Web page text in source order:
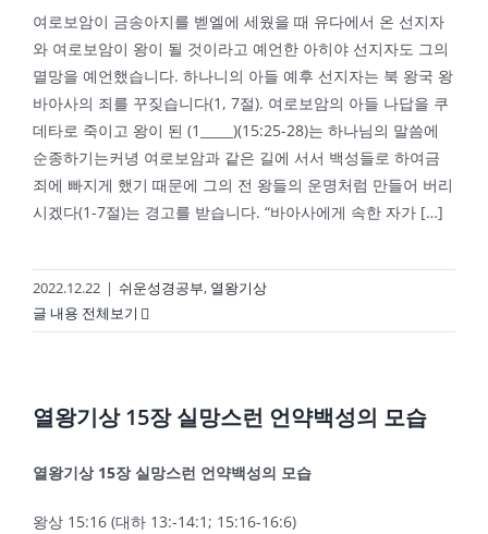
여로보암이 금송아지를 벧엘에 세웠을 때 유다에서 온 선지자
와 여로보암이 왕이 될 것이라고 예언한 아히야 선지자도 그의
멸망을 예언했습니다. 하나니의 아들 예후 선지자는 북 왕국 왕
바아사의 죄를 꾸짖습니다(1, 7절). 여로보암의 아들 나답을 쿠
데타로 죽이고 왕이 된 (1_____)(15:25-28)는 하나님의 말씀에
순종하기는커녕 여로보암과 같은 길에 서서 백성들로 하여금
죄에 빠지게 했기 때문에 그의 전 왕들의 운명처럼 만들어 버리
시겠다(1-7절)는 경고를 받습니다. “바아사에게 속한 자가 […]
2022.12.22 | 쉬운성경공부, 열왕기상
글 내용 전체보기
열왕기상 15장 실망스런 언약백성의 모습
열왕기상 15장 실망스런 언약백성의 모습
왕상 15:16 (대하 13:-14:1; 15:16-16:6)